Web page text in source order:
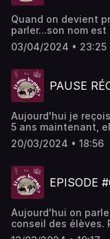
Quand on devient
parler...son nom
et surtout comment
explique ce qu'est
Hébergé par Acast.
d'informations.
03/04/2024 • 23:25
PAUSE
Aujourd'hui je
5 ans maintenant,
morsure vécue en
second degré, vous
pour plus
20/03/2024 • 18:56
EPISODE
Aujourd'hui on
conseil des élèves.
place dans ma